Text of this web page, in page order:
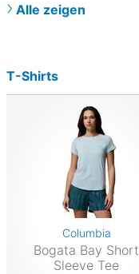
Alle zeigen
T-Shirts
Columbia
Bogata Bay Short
Sleeve Tee